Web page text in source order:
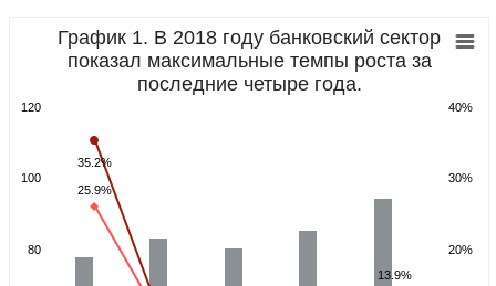
График 1. В 2018 году банковский сектор
показал максимальные темпы роста за
последние четыре года.
35.2%
25.9%
13.9%
20%
30%
40%
80
100
120